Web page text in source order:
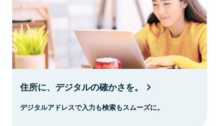
住所に、デジタルの確かさを。
デジタルアドレスで入力も検索もスムーズに。